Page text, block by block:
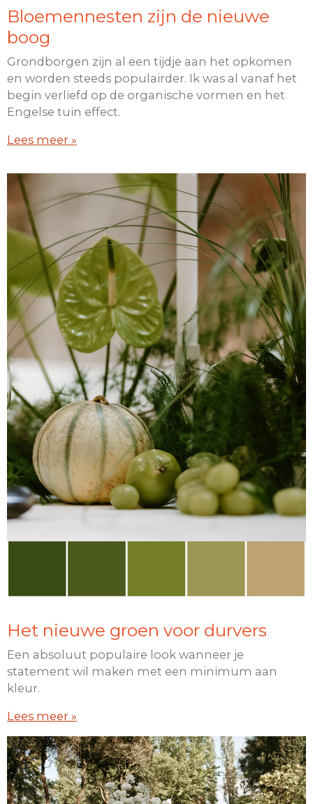
Bloemennesten zijn de nieuwe
boog
Grondborgen zijn al een tijdje aan het opkomen
en worden steeds populairder. Ik was al vanaf het
begin verliefd op de organische vormen en het
Engelse tuin effect.
Lees meer »
Het nieuwe groen voor durvers
Een absoluut populaire look wanneer je
statement wil maken met een minimum aan
kleur.
Lees meer »